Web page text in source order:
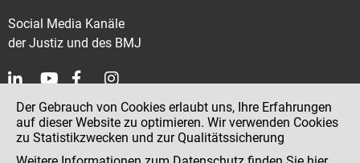
Social Media Kanäle
der Justiz und des BMJ
Kontakt
Impressum
Der Gebrauch von Cookies erlaubt uns, Ihre Erfahrungen
auf dieser Website zu optimieren. Wir verwenden Cookies
zu Statistikzwecken und zur Qualitätssicherung